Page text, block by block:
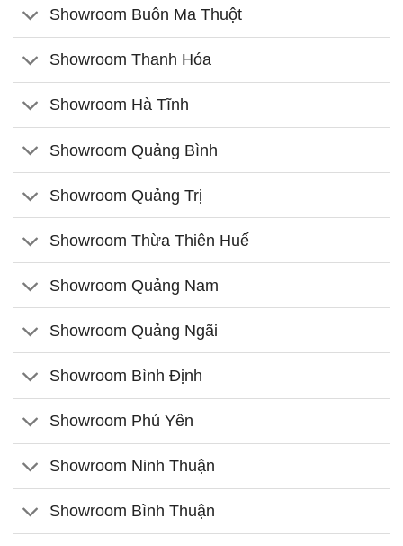
Showroom Buôn Ma Thuột
Showroom Thanh Hóa
Showroom Hà Tĩnh
Showroom Quảng Bình
Showroom Quảng Trị
Showroom Thừa Thiên Huế
Showroom Quảng Nam
Showroom Quảng Ngãi
Showroom Bình Định
Showroom Phú Yên
Showroom Ninh Thuận
Showroom Bình Thuận